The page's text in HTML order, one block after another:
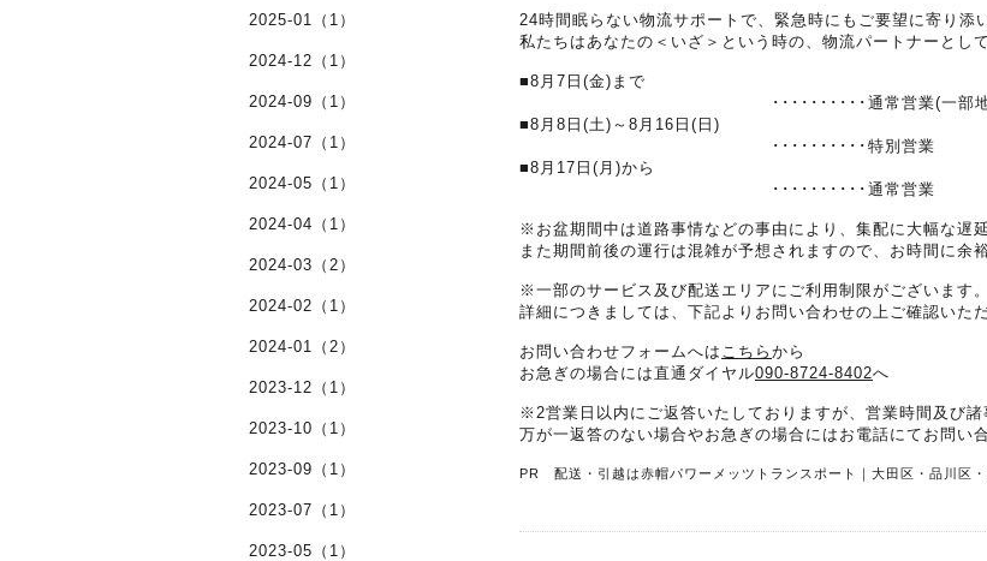
24時間眠らない物流サポートで、緊急時にもご要望に寄り添
私たちはあなたの＜いざ＞という時の、物流パートナーとし
■8月7日(金)まで
･･････････通常営業(一部地域
■8月8日(土)～8月16日(日)
･･････････特別営業
■8月17日(月)から
･･････････通常営業
※お盆期間中は道路事情などの事由により、集配に大幅な遅
また期間前後の運行は混雑が予想されますので、お時間に余
※一部のサービス及び配送エリアにご利用制限がございます。
詳細につきましては、下記よりお問い合わせの上ご確認いた
お問い合わせフォームへは こちら から
お急ぎの場合には直通ダイヤル090-8724-8402へ
※2営業日以内にご返答いたしておりますが、営業時間及び諸
万が一返答のない場合やお急ぎの場合にはお電話にてお問い
PR 配送・引越は赤帽パワーメッツトランスポート｜大田区・品川区
2025-01（1）
2024-12（1）
2024-09（1）
2024-07（1）
2024-05（1）
2024-04（1）
2024-03（2）
2024-02（1）
2024-01（2）
2023-12（1）
2023-10（1）
2023-09（1）
2023-07（1）
2023-05（1）